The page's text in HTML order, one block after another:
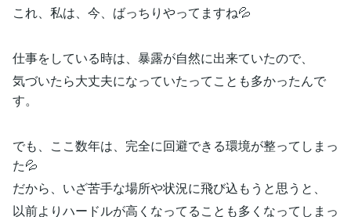
これ、私は、今、ばっちりやってますね💦
仕事をしている時は、暴露が自然に出来ていたので、
気づいたら大丈夫になっていたってことも多かったんで
す。
でも、ここ数年は、完全に回避できる環境が整ってしまっ
た💦
だから、いざ苦手な場所や状況に飛び込もうと思うと、
以前よりハードルが高くなってることも多くなってしまっ